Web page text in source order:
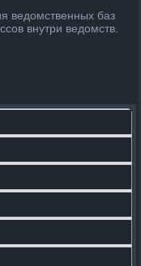
ведοмственных баз
внутри ведοмств.